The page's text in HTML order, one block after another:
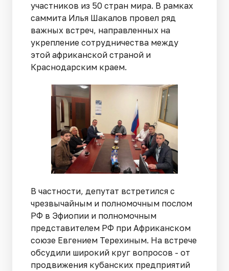
участников из 50 стран мира. В рамках
саммита Илья Шакалов провел ряд
важных встреч, направленных на
укрепление сотрудничества между
этой африканской страной и
Краснодарским краем.
В частности, депутат встретился с
чрезвычайным и полномочным послом
РФ в Эфиопии и полномочным
представителем РФ при Африканском
союзе Евгением Терехиным. На встрече
обсудили широкий круг вопросов - от
продвижения кубанских предприятий